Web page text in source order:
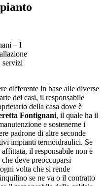
– I
servizi
differente in base alle diverse
dei casi, il responsabile
della casa dove è
Fontignani, il quale ha il
e sostenerne i
padrone di altre seconde
impianti termoidraulici. Se
affittata, il responsabile non è
deve preoccuparsi
volta che si rende
se ne va o il contratto